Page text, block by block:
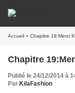
Accueil » Chapitre 19:Merci
Chapitre
Publié le 24/12/2014 à
Par KilaFashion